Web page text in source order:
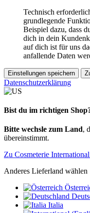
Technisch
grundlegende
Beispiel dazu, dass
dich in dein
auf dich ist für uns
anfallende Daten
Einstellungen speichern
Datenschutzerklärung
Bist du im richtigen
Bitte wechsle zum Land,
übereinstimmt.
Zu Cosmeterie
Anderes Lieferland wählen
Italia